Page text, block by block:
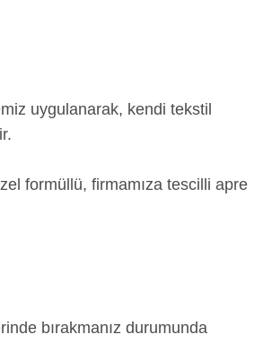
uygulanarak, kendi tekstil
formüllü, firmamıza tescilli apre
bırakmanız durumunda